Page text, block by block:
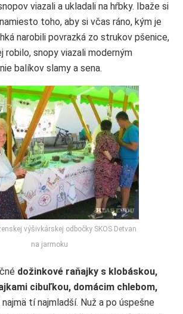
viazali a ukladali na hŕbky. Ibaže si
toho, aby si včas ráno, kým je
narobili povrazká zo strukov pšenice,
robilo, snopy viazali moderným
balíkov slamy a sena.
výšivkárskej odbočky SKOS Detvan
na jarmoku
dožinkové raňajky s klobáskou,
cibuľkou, domácim chlebom,
tí najmladší. Nuž a po úspešne